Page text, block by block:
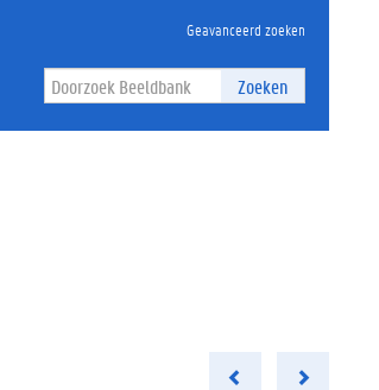
Geavanceerd zoeken
Zoeken